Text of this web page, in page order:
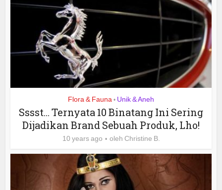
Flora & Fauna • Unik & Aneh
Sssst… Ternyata 10 Binatang Ini Sering
Dijadikan Brand Sebuah Produk, Lho!
10 years ago oleh Christine B.